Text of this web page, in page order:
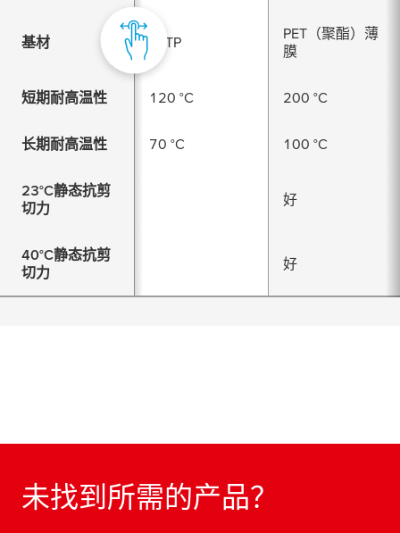
基材 PETP
PET（聚酯）薄
膜
短期耐高温性 120 °C 200 °C
长期耐高温性 70 °C 100 °C
23°C静态抗剪
切力
好
40°C静态抗剪
切力
好
未找到所需的产品？